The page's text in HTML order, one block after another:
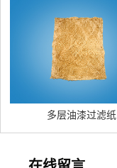
多层油漆过滤纸